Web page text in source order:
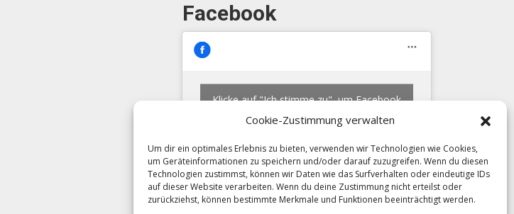
Cookie-Zustimmung verwalten
Um dir ein optimales Erlebnis zu bieten, verwenden wir Technologien wie Cookies,
um Geräteinformationen zu speichern und/oder darauf zuzugreifen. Wenn du diesen
Technologien zustimmst, können wir Daten wie das Surfverhalten oder eindeutige IDs
auf dieser Website verarbeiten. Wenn du deine Zustimmung nicht erteilst oder
zurückziehst, können bestimmte Merkmale und Funktionen beeinträchtigt werden.
Facebook
Klicke auf "Ich stimme zu", um Facebook
zu aktivieren